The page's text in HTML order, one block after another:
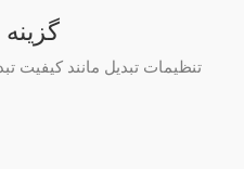
تنظیمات تبدیل مانند کیفیت